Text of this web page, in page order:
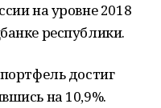
на уровне 2018
республики.
достиг
на 10,9%.